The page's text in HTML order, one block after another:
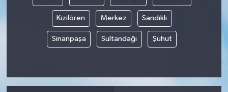
Kızılören Merkez Sandıklı
Sinanpaşa Sultandağı Şuhut